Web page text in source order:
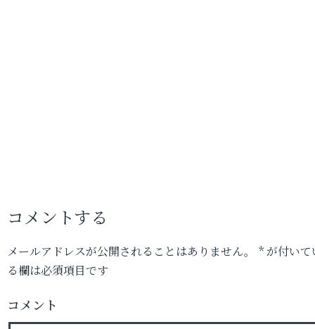
コメントする
メールアドレスが公開されることはありません。 *が付いて
る欄は必須項目です
コメント